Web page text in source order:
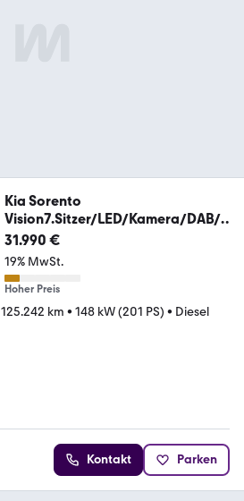
Kia Sorento
Vision7.Sitzer/LED/Kamera/DAB/A
CC/DAB
31.990 €
19% MwSt.
Hoher Preis
125.242 km • 148 kW (201 PS) • Diesel
Kontakt Parken